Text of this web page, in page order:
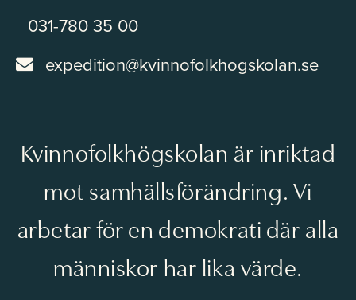
031-780 35 00
expedition@kvinnofolkhogskolan.se
Kvinnofolkhögskolan är inriktad
mot samhällsförändring. Vi
arbetar för en demokrati där alla
människor har lika värde.